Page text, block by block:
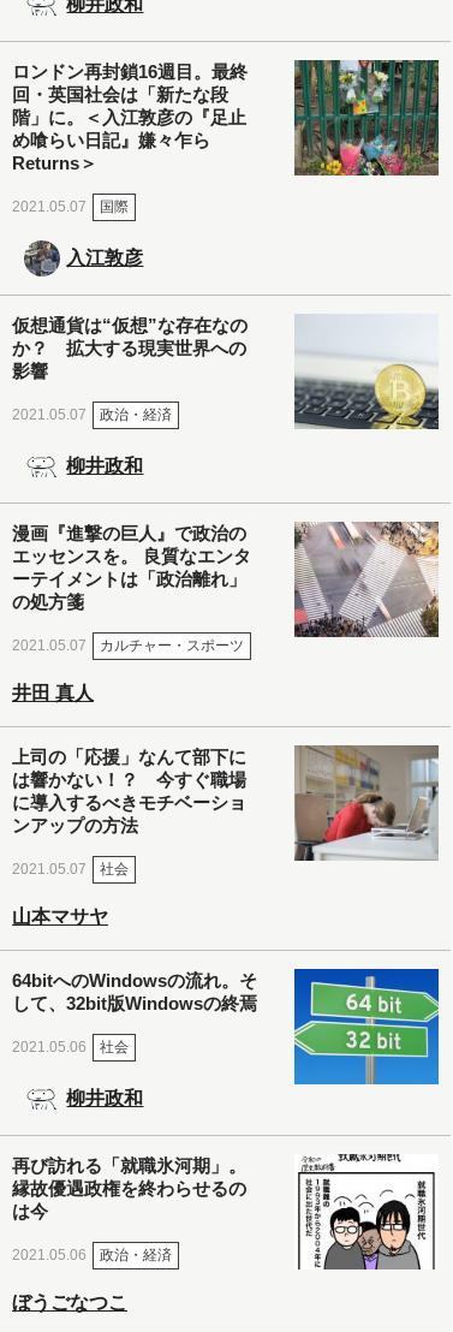
柳井政和
ロンドン再封鎖16週目。最終
回・英国社会は「新たな段
階」に。＜入江敦彦の『足止
め喰らい日記』嫌々乍ら
Returns＞
2021.05.07 国際
入江敦彦
仮想通貨は“仮想”な存在なの
か？ 拡大する現実世界への
影響
2021.05.07 政治・経済
柳井政和
漫画『進撃の巨人』で政治の
エッセンスを。 良質なエンタ
ーテイメントは「政治離れ」
の処方箋
2021.05.07 カルチャー・スポーツ
井田 真人
上司の「応援」なんて部下に
は響かない！？ 今すぐ職場
に導入するべきモチベーショ
ンアップの方法
2021.05.07 社会
山本マサヤ
64bitへのWindowsの流れ。そ
して、32bit版Windowsの終焉
2021.05.06 社会
柳井政和
再び訪れる「就職氷河期」。
縁故優遇政権を終わらせるの
は今
2021.05.06 政治・経済
ぼうごなつこ